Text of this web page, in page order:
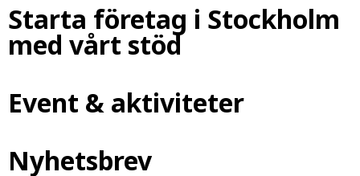
Läs mer
Starta företag i Stockholm
med vårt stöd
Event & aktiviteter
Nyhetsbrev
Vill du stötta vårt arbete?